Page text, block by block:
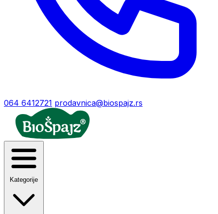
064 6412721 prodavnica@biospajz.rs
Kategorije